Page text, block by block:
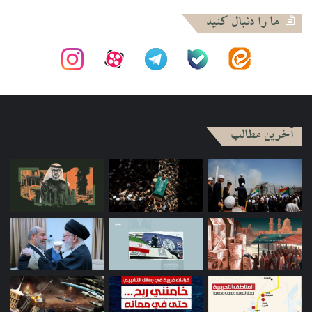
پیشران‌های روند “اقلیم شدن بصره”
جدی شدن بحث “اقلیم بصره”، موضوعی نسبتا تازه در سپهر
«وائل عبداللطیف»، نخستین استاندار بصره پس از سقوط صدام و
از سیاست‌مداران اهل بصره و عضو طیف «ایاد علاوی»، اولین بار
در سال ۲۰۰۸ با جمع آوری ۳۸ هزار امضاء از دولت خواست تا فرایند
اقلیم شدن بصره را کلید بزند[۱۰]
. در واکنش به این اقدام، قرار شد
اگر ۱۰% واجدین شرایط این طومار را تا اوایل ۲۰۰۹ امضا کنند،
رفراندوم برگزار شود ولی هیچگاه تعداد امضا کنندگان به ۱۰%
نرسید[۱۱]
. در سال ۲۰۱۴ . ۲۰۱۵، تحرکات سیاسی دیگری برای اقلیم
شدن بصره انجام شد تا آن که سال ۲۰۱۸ با بالا گرفتن ناآرامی‌های
ناشی از قطع آب، برق و بیکاری، اقبال اجتماعی گسترده تری از
ما را دنبال کنید
آخرین مطالب